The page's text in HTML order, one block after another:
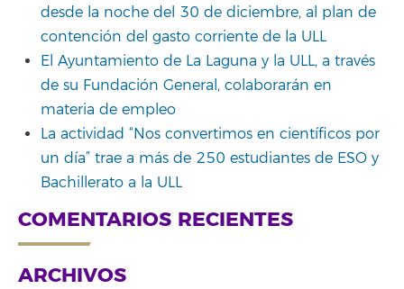
desde la noche del 30 de diciembre, al plan de
contención del gasto corriente de la ULL
El Ayuntamiento de La Laguna y la ULL, a través
de su Fundación General, colaborarán en
materia de empleo
La actividad “Nos convertimos en científicos por
un día” trae a más de 250 estudiantes de ESO y
Bachillerato a la ULL
COMENTARIOS RECIENTES
ARCHIVOS